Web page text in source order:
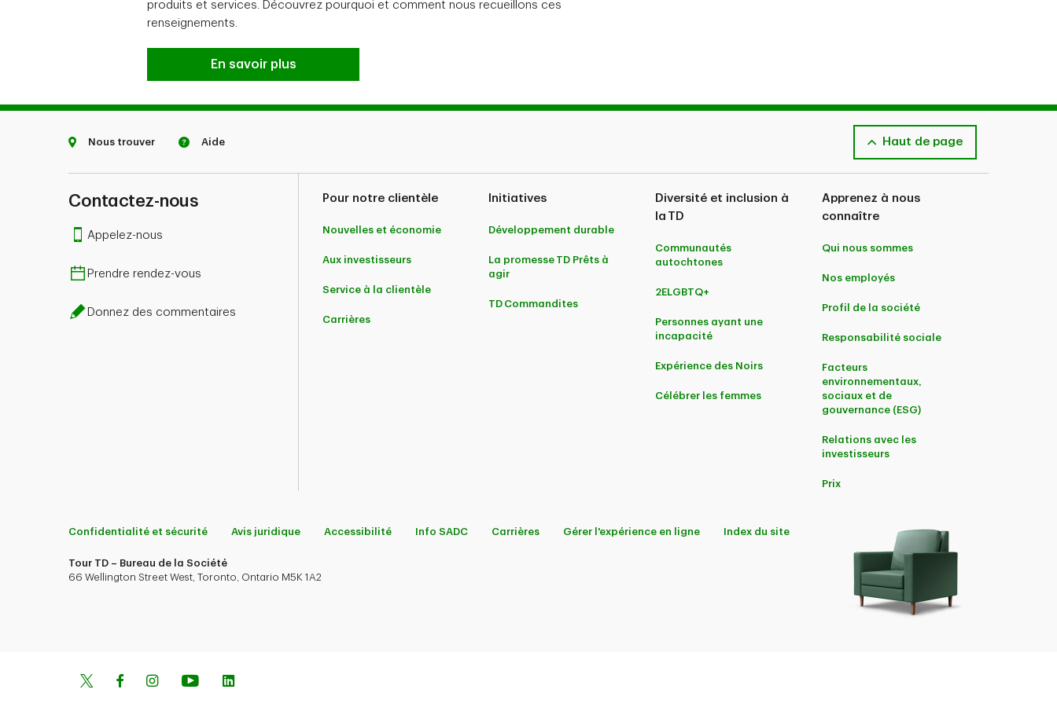
souhaitez retirer votre consentement, veuillez communiquer avec le Centre de conseils, Assurances générales au
1-877-777-7136(étudiants
universitaires/diplômés et professionnels) ou au
produits et services. Découvrez pourquoi et comment nous recueillons ces
renseignements.
Collecte, communication, divulgation et protection de vos renseignements personnels
En savoir plus
Nous trouver Aide Haut de page
Contactez-nous
Appelez-nous
Prendre rendez-vous
Donnez des commentaires
Pour notre clientèle
Nouvelles et économie
Aux investisseurs
Service à la clientèle
Carrières
Initiatives
Développement durable
La promesse TD Prêts à
agir
TD Commandites
Diversité et inclusion à
la TD
Communautés
autochtones
2ELGBTQ+
Personnes ayant une
incapacité
Expérience des Noirs
Célébrer les femmes
Apprenez à nous
connaître
Qui nous sommes
Nos employés
Profil de la société
Responsabilité sociale
Facteurs
environnementaux,
sociaux et de
gouvernance (ESG)
Relations avec les
investisseurs
Prix
Confidentialité et sécurité Avis juridique Accessibilité Info SADC Carrières Gérer l'expérience en ligne Index du site
Tour TD – Bureau de la Société
66 Wellington Street West, Toronto, Ontario M5K 1A2